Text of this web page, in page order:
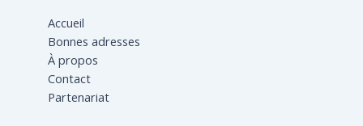
Accueil
Bonnes adresses
À propos
Contact
Partenariat